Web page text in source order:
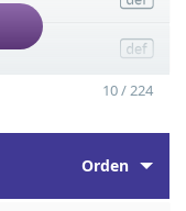
10 / 224
Orden